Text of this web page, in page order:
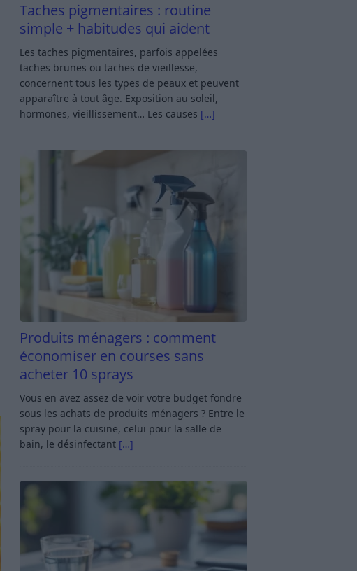
Taches pigmentaires : routine
simple + habitudes qui aident
Les taches pigmentaires, parfois appelées
taches brunes ou taches de vieillesse,
concernent tous les types de peaux et peuvent
apparaître à tout âge. Exposition au soleil,
hormones, vieillissement… Les causes […]
Produits ménagers : comment
économiser en courses sans
acheter 10 sprays
Vous en avez assez de voir votre budget fondre
sous les achats de produits ménagers ? Entre le
spray pour la cuisine, celui pour la salle de
bain, le désinfectant […]